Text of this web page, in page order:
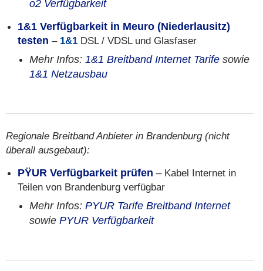
o2 Verfügbarkeit
1&1 Verfügbarkeit in Meuro (Niederlausitz)
testen – 1&1 DSL / VDSL und Glasfaser
Mehr Infos: 1&1 Breitband Internet Tarife sowie
1&1 Netzausbau
Regionale Breitband Anbieter in Brandenburg (nicht
überall ausgebaut):
PŸUR Verfügbarkeit prüfen – Kabel Internet in
Teilen von Brandenburg verfügbar
Mehr Infos: PYUR Tarife Breitband Internet
sowie PYUR Verfügbarkeit